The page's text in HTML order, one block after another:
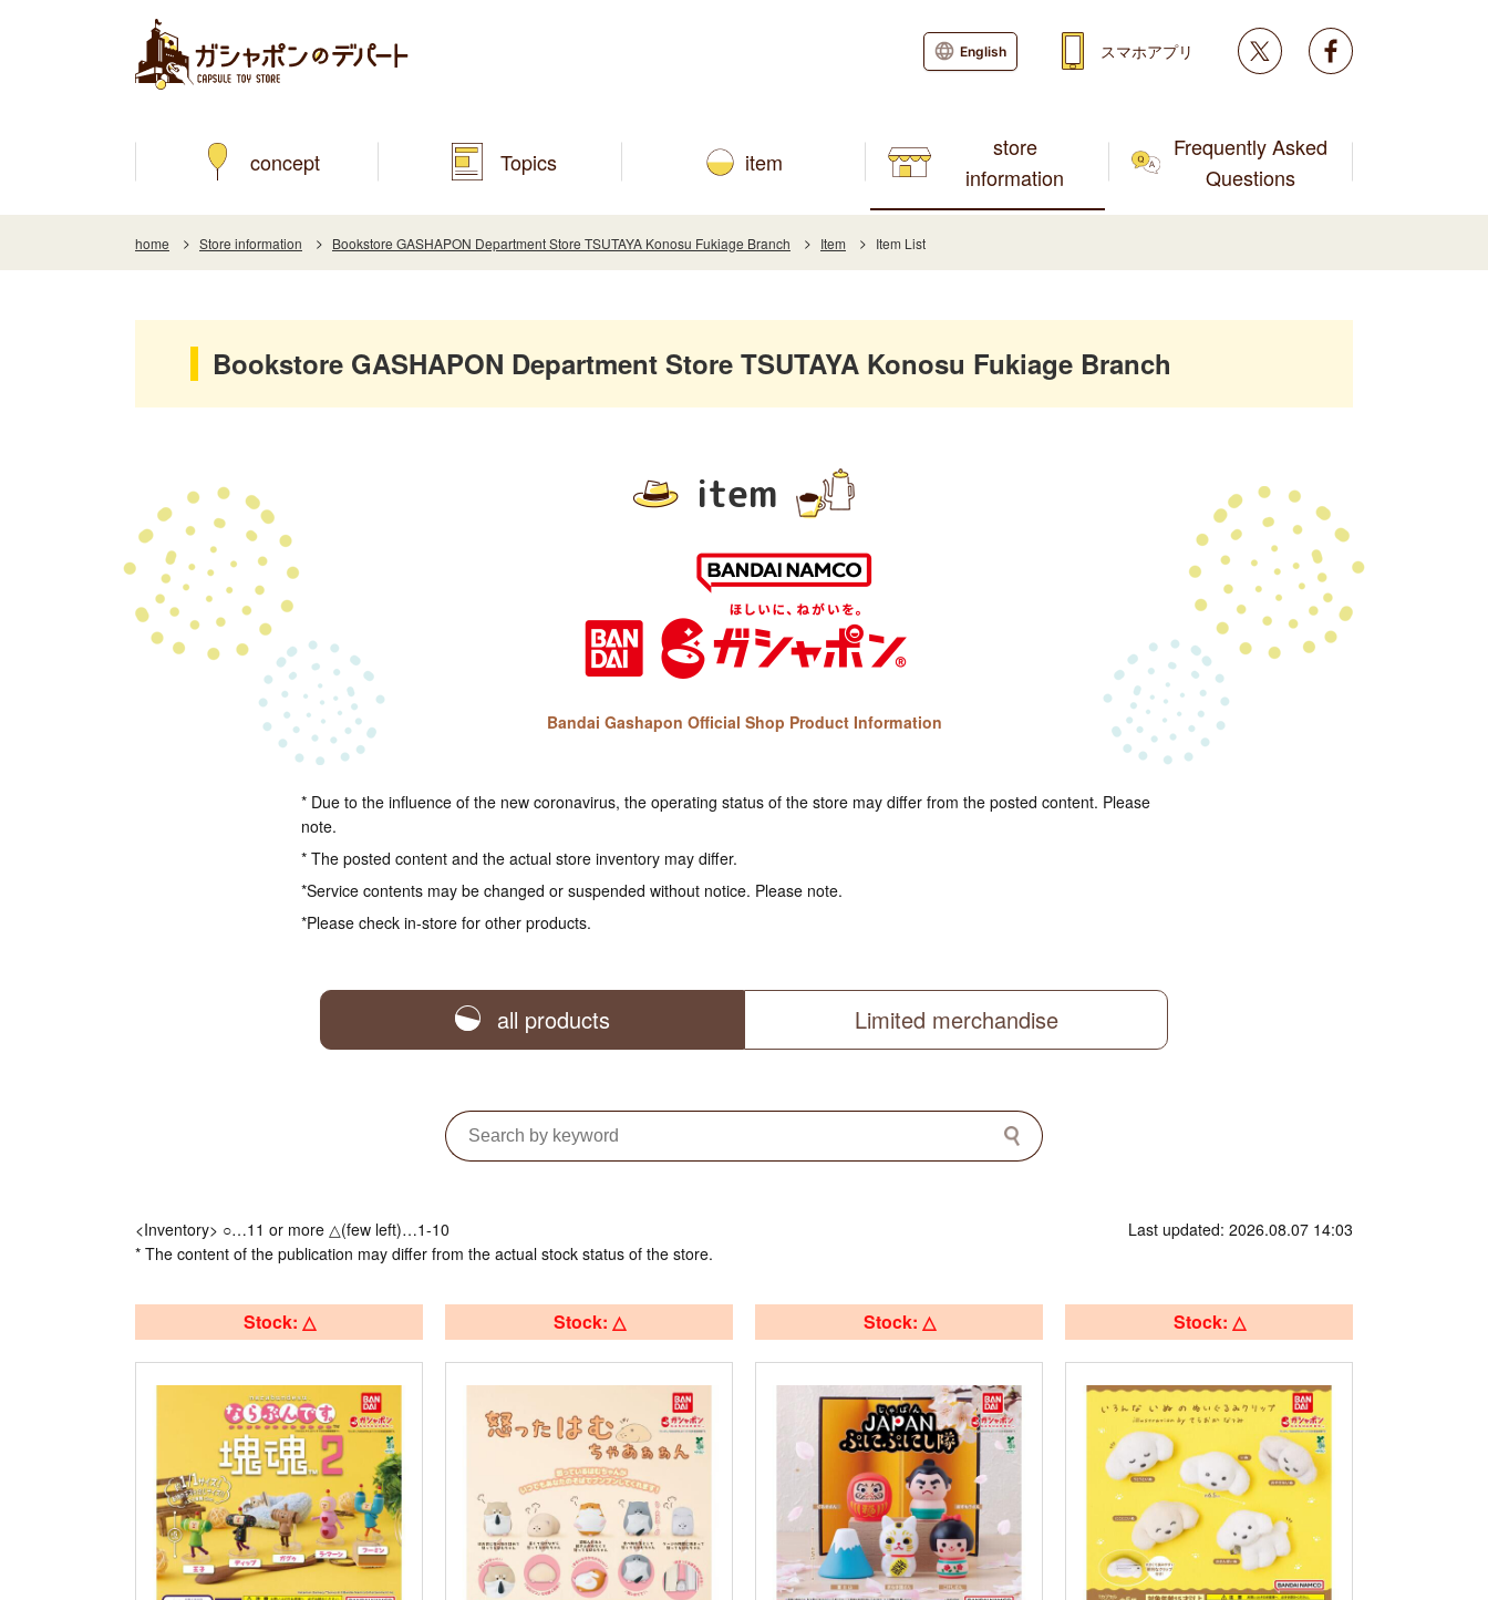
concept Topics item
store
information
Frequently Asked
Questions
English スマホアプリ Twitter
home Store information Bookstore GASHAPON Department Store TSUTAYA Konosu Fukiage Branch Item Item List
Bookstore GASHAPON Department Store TSUTAYA Konosu Fukiage Branch
item
Bandai Gashapon Official Shop Product Information
* Due to the influence of the new coronavirus, the operating status of the store may differ from the posted content. Please
note.
* The posted content and the actual store inventory may differ.
*Service contents may be changed or suspended without notice. Please note.
*Please check in-store for other products.
all products Limited merchandise
<Inventory> ○…11 or more △(few left)…1-10
* The content of the publication may differ from the actual stock status of the store.
Last updated: 2026.08.07 14:03
Stock: △ Stock: △ Stock: △ Stock: △